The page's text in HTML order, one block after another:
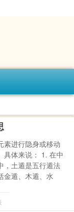
素进行隐身或移动
具体来说： 1. 在中
，土遁是五行遁法
金遁、木遁、水